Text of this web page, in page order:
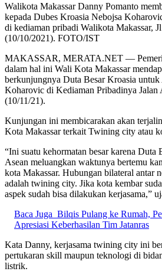
Walikota Makassar Danny Pomanto
kepada Dubes Kroasia Nebojsa
di kediaman pribadi Walikota Makassar,
(10/10/2021). FOTO/IST
MAKASSAR, MERATA.NET —
dalam hal ini Wali Kota Makassar
berkunjungnya Duta Besar Kroasia untuk
Koharovic di Kediaman Pribadinya Jalan
(10/11/21).
Kunjungan ini membicarakan akan
Kota Makassar terkait Twining city atau
“Ini suatu kehormatan besar karena Duta
Asean meluangkan waktunya bertemu
kota Makassar. Hubungan bilateral antar
adalah twining city. Jika kota kembar
aspek sudah bisa dilakukan kerjasama,”
Baca Juga Bilqis Pulang ke Rumah,
Apresiasi Keberhasilan Tim Jatanras
Kata Danny, kerjasama twining city ini
pertukaran skill maupun teknologi di
listrik.